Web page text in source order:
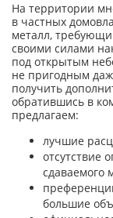
На территории
в частных
металл,
своими силами
под открытым
не пригодным
получить
обратившись в
предлагаем:
лучшие
отсутствие
сдаваемого
большие